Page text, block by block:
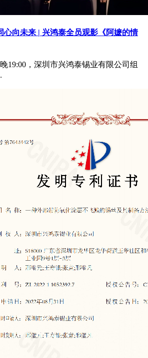
心向未来 | 兴鸿泰全员观影《阿嬷的情
19:00，深圳市兴鸿泰锡业有限公司组